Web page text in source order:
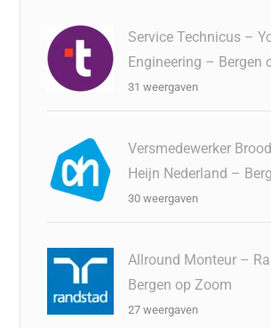
Service Technicus –
Engineering – Bergen
31 weergaven
Versmedewerker
Heijn Nederland –
30 weergaven
Allround Monteur –
Bergen op Zoom
27 weergaven